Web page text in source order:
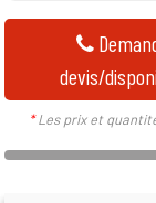
devis/
*Les prix et